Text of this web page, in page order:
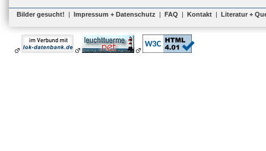
Bilder gesucht! | Impressum + Datenschutz | FAQ | Kontakt | Literatur +